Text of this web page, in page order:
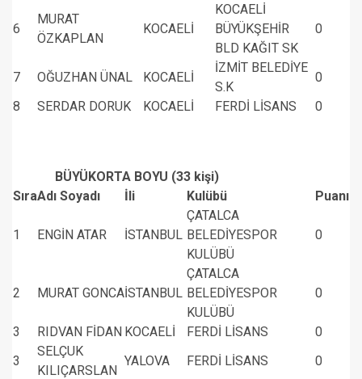
6
MURAT
ÖZKAPLAN
KOCAELİ
KOCAELİ
BÜYÜKŞEHİR
BLD KAĞIT SK
0
7 OĞUZHAN ÜNAL KOCAELİ
İZMİT BELEDİYE
S.K
0
8
SERDAR DORUK KOCAELİ FERDİ LİSANS 0
BÜYÜKORTA BOYU (33 kişi)
SıraAdı Soyadı İli Kulübü Puanı
1 ENGİN ATAR İSTANBUL
ÇATALCA
BELEDİYESPOR
KULÜBÜ
0
2 MURAT GONCAİSTANBUL
ÇATALCA
BELEDİYESPOR
KULÜBÜ
0
3 RIDVAN FİDAN KOCAELİ FERDİ LİSANS
0
3
SELÇUK
KILIÇARSLAN
YALOVA FERDİ LİSANS 0